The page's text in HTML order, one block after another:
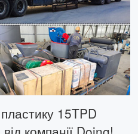
15TPD